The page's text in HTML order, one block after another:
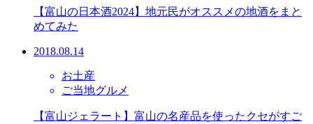
【富山の日本酒2024】地元民がオススメの地酒をまと
めてみた
2018.08.14
お土産
ご当地グルメ
【富山ジェラート】富山の名産品を使ったクセがすご